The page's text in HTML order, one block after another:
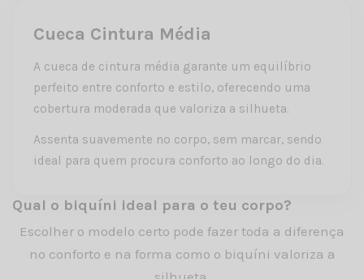
Cueca Cintura Média
A cueca de cintura média garante um equilíbrio
perfeito entre conforto e estilo, oferecendo uma
cobertura moderada que valoriza a silhueta.
Assenta suavemente no corpo, sem marcar, sendo
ideal para quem procura conforto ao longo do dia.
Qual o biquíni ideal para o teu corpo?
Escolher o modelo certo pode fazer toda a diferença
no conforto e na forma como o biquíni valoriza a